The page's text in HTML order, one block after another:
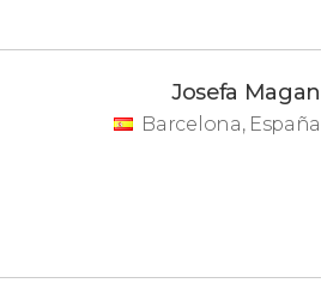
Josefa Magan
Barcelona, España